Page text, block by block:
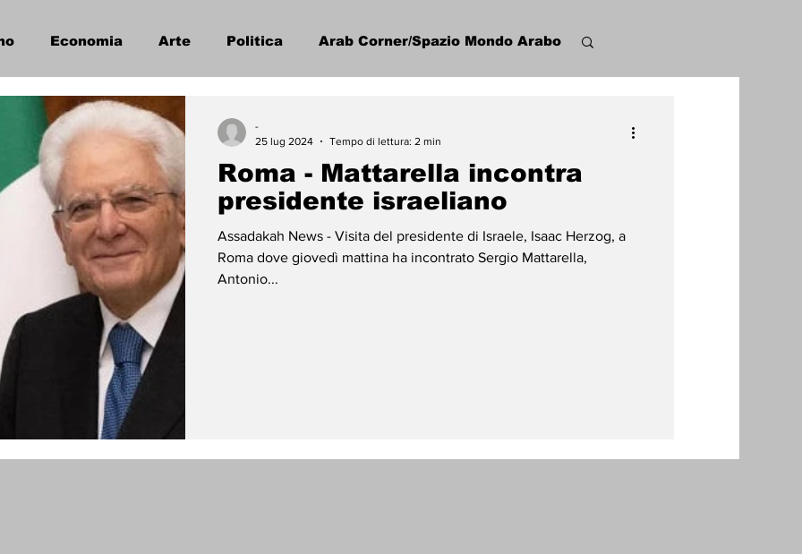
Economia Arte Politica Arab Corner/Spazio Mondo Arabo
Stampa Cronaca
Archeologia Musica Cinema Tradizioni Storia
Teatro Lega Araba Società Diritti Umani
Gastronomia
Roma - Mattarella incontra
presidente israeliano
Assadakah News - Visita del presidente di Israele, Isaac Herzog, a
Roma dove giovedì mattina ha incontrato Sergio Mattarella,
Antonio...
-
25 lug 2024
Tempo di lettura: 2 min